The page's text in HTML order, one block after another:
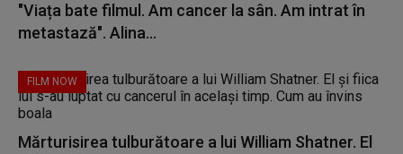
"Viața bate filmul. Am cancer la sân. Am intrat în
metastază". Alina...
FILM NOW
Mărturisirea tulburătoare a lui William Shatner. El